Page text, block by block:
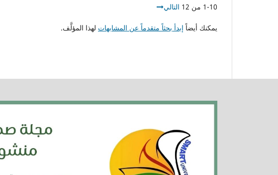
1-10 من 12 التالي
يمكنك أيضاً إبدأ بحثاً متقدماً عن المشابهات لهذا المؤلَّف.